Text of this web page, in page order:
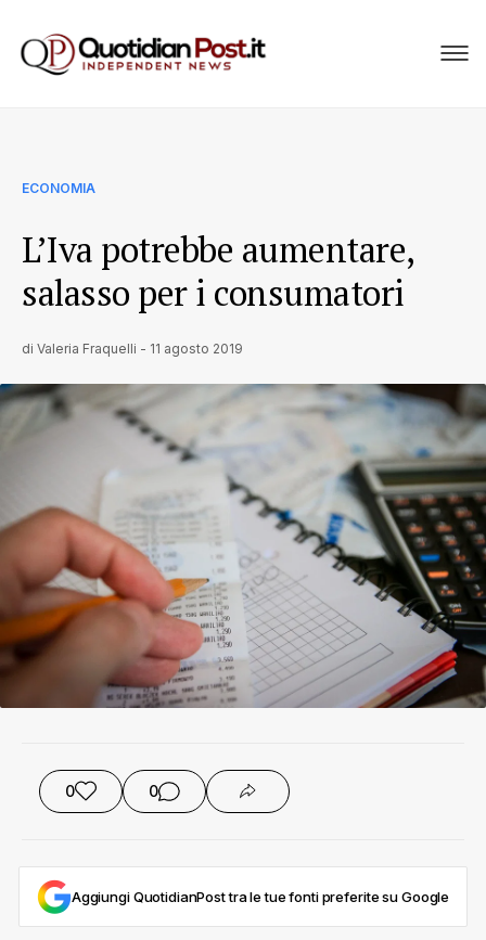
ECONOMIA
L’Iva potrebbe aumentare,
salasso per i consumatori
di Valeria Fraquelli - 11 agosto 2019
0 0
Aggiungi QuotidianPost tra le tue fonti preferite su Google